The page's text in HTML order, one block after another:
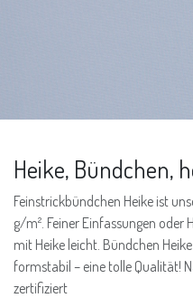
Heike, Bündchen,
Feinstrickbündchen Heike ist
g/m². Feiner Einfassungen oder
mit Heike leicht. Bündchen
formstabil – eine tolle Qualität!
zertifiziert